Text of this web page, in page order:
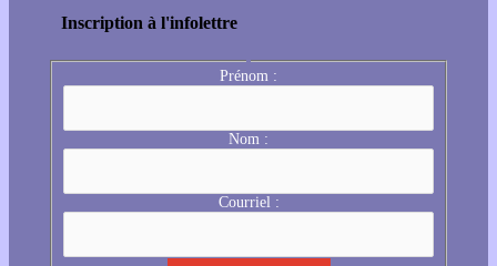
Inscription à l'infolettre
Prénom :
Nom :
Courriel :